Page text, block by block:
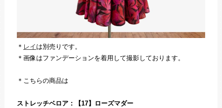
＊ レイ は別売りです。
＊画像はファンデーションを着用して撮影しております。
＊こちらの商品は
ストレッチベロア：【17】ローズマダー